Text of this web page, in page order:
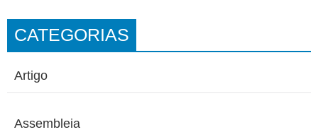
CATEGORIAS
Artigo
Assembleia